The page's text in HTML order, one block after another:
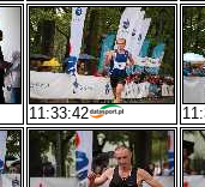
11:33:42